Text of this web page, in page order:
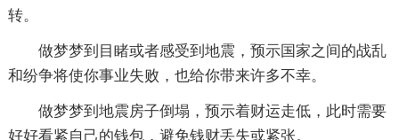
转。
做梦梦到目睹或者感受到地震，预示国家之间的战乱
和纷争将使你事业失败，也给你带来许多不幸。
做梦梦到地震房子倒塌，预示着财运走低，此时需要
好好看紧自己的钱包，避免钱财丢失或紧张。